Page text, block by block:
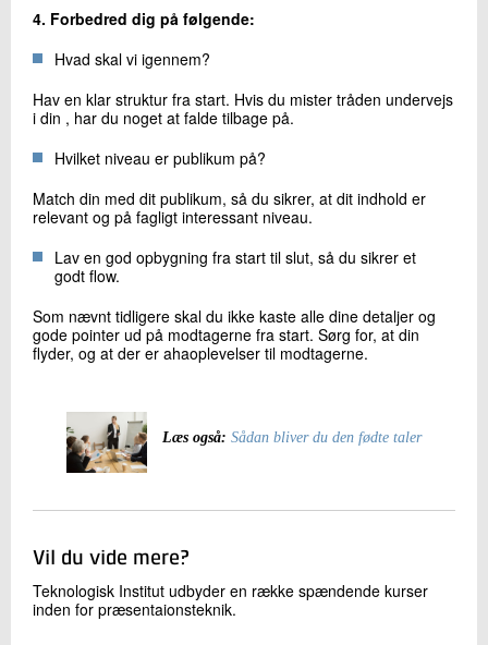
4. Forbedred dig på følgende:
Hvad skal vi igennem?
Hav en klar struktur fra start. Hvis du mister tråden undervejs
i din , har du noget at falde tilbage på.
Hvilket niveau er publikum på?
Match din med dit publikum, så du sikrer, at dit indhold er
relevant og på fagligt interessant niveau.
Lav en god opbygning fra start til slut, så du sikrer et
godt flow.
Som nævnt tidligere skal du ikke kaste alle dine detaljer og
gode pointer ud på modtagerne fra start. Sørg for, at din
flyder, og at der er ahaoplevelser til modtagerne.
Læs også:Sådan bliver du den fødte taler
Vil du vide mere?
Teknologisk Institut udbyder en række spændende kurser
inden for præsentaionsteknik.